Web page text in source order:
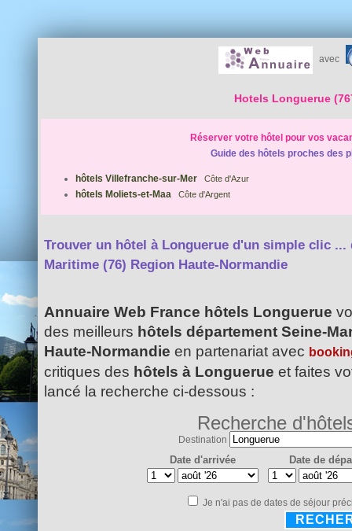
avec
Hotels Longuerue
Réserver votre hôtel pour vos
Guide des hôtels proches des
hôtels Villefranche-sur-Mer Côte d'Azur
hôtels Moliets-et-Maa Côte d'Argent
Trouver un hôtel à Longuerue d'un simple clic ...
Maritime (76) Region Haute-Normandie
Annuaire Web France hôtels Longuerue
des meilleurs hôtels département Seine-
Haute-Normandie en partenariat avec
critiques des hôtels à Longuerue et faites
lancé la recherche ci-dessous :
Recherche
Destination
Date d'arrivée Date de
Je n'ai pas de dates de séjour